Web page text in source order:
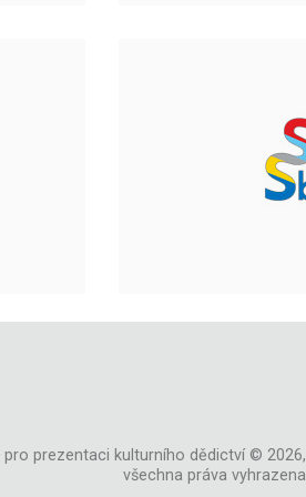
pro prezentaci kulturního dědictví © 2026,
všechna práva vyhrazena